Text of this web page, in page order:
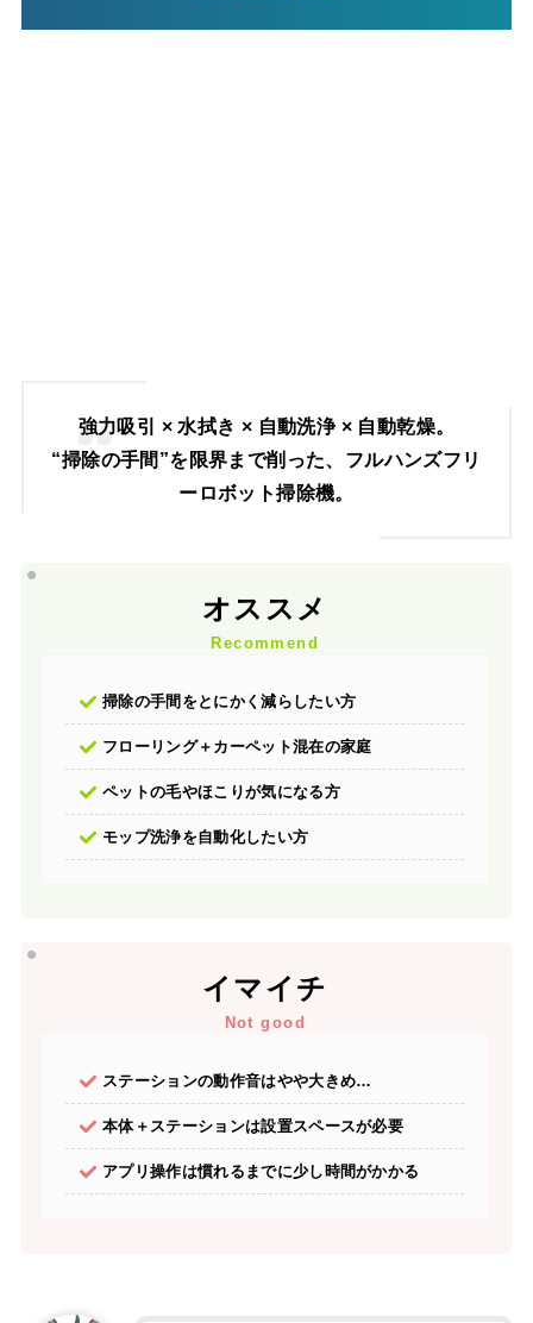
強力吸引 × 水拭き × 自動洗浄 × 自動乾燥。
“掃除の手間”を限界まで削った、フルハンズフリ
ーロボット掃除機。
オススメ
Recommend
掃除の手間をとにかく減らしたい方
フローリング＋カーペット混在の家庭
ペットの毛やほこりが気になる方
モップ洗浄を自動化したい方
イマイチ
Not good
ステーションの動作音はやや大きめ…
本体＋ステーションは設置スペースが必要
アプリ操作は慣れるまでに少し時間がかかる